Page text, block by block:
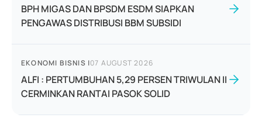
BPH MIGAS DAN BPSDM ESDM SIAPKAN
PENGAWAS DISTRIBUSI BBM SUBSIDI
EKONOMI BISNIS |07 AUGUST 2026
ALFI : PERTUMBUHAN 5,29 PERSEN TRIWULAN II
CERMINKAN RANTAI PASOK SOLID